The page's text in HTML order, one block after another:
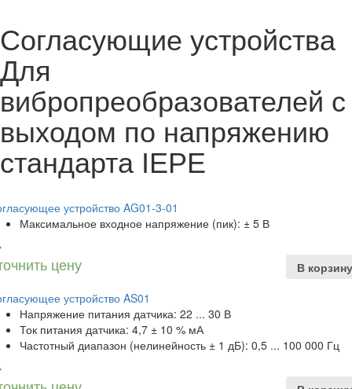
Согласующие устройства
Для
вибропреобразователей с
выходом по напряжению
стандарта ІЕРЕ
устройство AG01-3-01
Максимальное входное напряжение (пик): ± 5 В
В корзину
цену
устройство AS01
Напряжение питания датчика: 22 ... 30 В
Ток питания датчика: 4,7 ± 10 % мА
Частотный диапазон (нелинейность ± 1 дБ): 0,5 ... 100 000 Гц